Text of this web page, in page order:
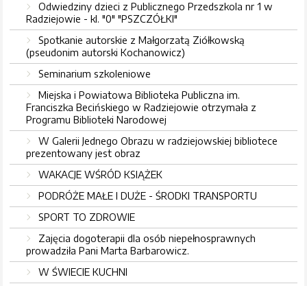
Odwiedziny dzieci z Publicznego Przedszkola nr 1 w
Radziejowie - kl. "0" "PSZCZÓŁKI"
Spotkanie autorskie z Małgorzatą Ziółkowską
(pseudonim autorski Kochanowicz)
Seminarium szkoleniowe
Miejska i Powiatowa Biblioteka Publiczna im.
Franciszka Becińskiego w Radziejowie otrzymała z
Programu Biblioteki Narodowej
W Galerii Jednego Obrazu w radziejowskiej bibliotece
prezentowany jest obraz
WAKACJE WŚRÓD KSIĄŻEK
PODRÓŻE MAŁE I DUŻE - ŚRODKI TRANSPORTU
SPORT TO ZDROWIE
Zajęcia dogoterapii dla osób niepełnosprawnych
prowadziła Pani Marta Barbarowicz.
W ŚWIECIE KUCHNI